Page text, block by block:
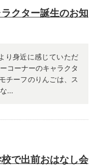
クター誕生のお知
り身近に感じていただ
コーナーのキャラクタ
ーフのりんごは、ス
...
で出前おはなし会